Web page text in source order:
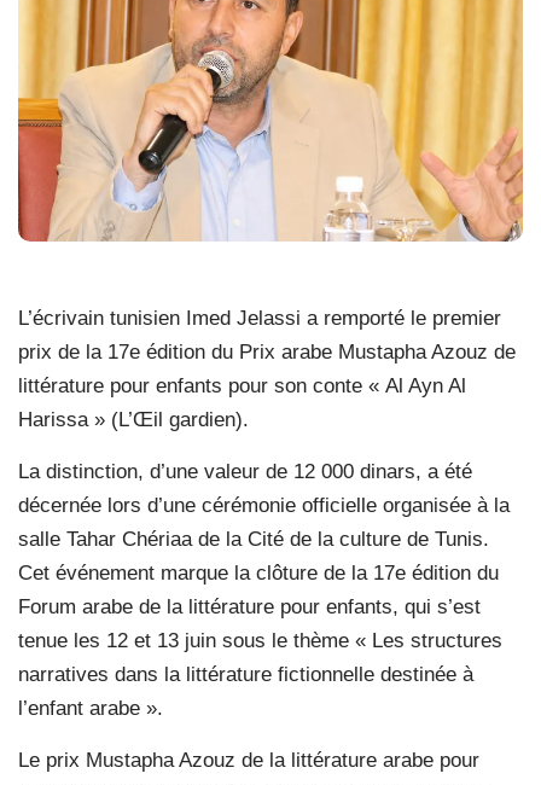
L’écrivain tunisien Imed Jelassi a remporté le premier
prix de la 17e édition du Prix arabe Mustapha Azouz de
littérature pour enfants pour son conte « Al Ayn Al
Harissa » (L’Œil gardien).
La distinction, d’une valeur de 12 000 dinars, a été
décernée lors d’une cérémonie officielle organisée à la
salle Tahar Chériaa de la Cité de la culture de Tunis.
Cet événement marque la clôture de la 17e édition du
Forum arabe de la littérature pour enfants, qui s’est
tenue les 12 et 13 juin sous le thème « Les structures
narratives dans la littérature fictionnelle destinée à
l’enfant arabe ».
Le prix Mustapha Azouz de la littérature arabe pour